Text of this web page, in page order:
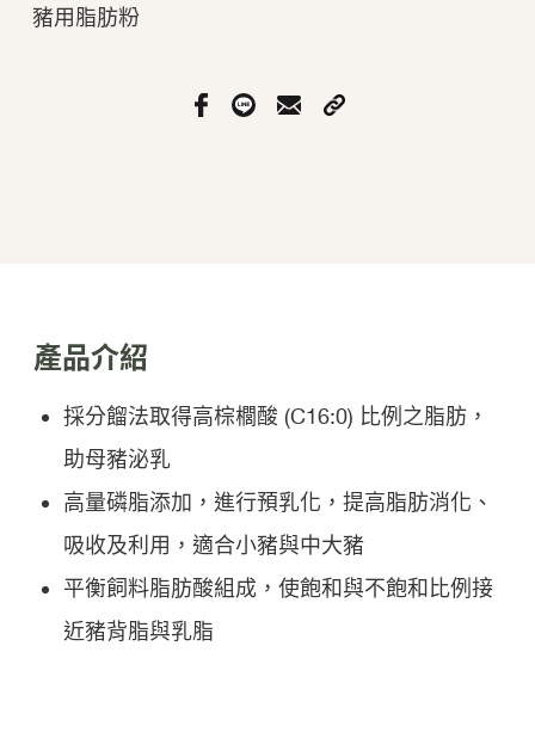
豬用脂肪粉
產品介紹
採分餾法取得高棕櫚酸 (C16:0) 比例之脂肪，
助母豬泌乳
高量磷脂添加，進行預乳化，提高脂肪消化、
吸收及利用，適合小豬與中大豬
平衡飼料脂肪酸組成，使飽和與不飽和比例接
近豬背脂與乳脂